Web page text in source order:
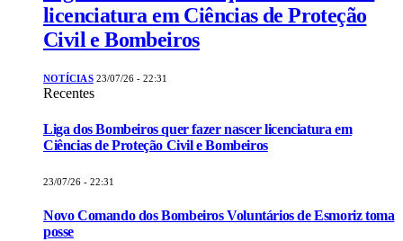
licenciatura em Ciências de Proteção
Civil e Bombeiros
NOTÍCIAS 23/07/26 - 22:31
Recentes
Liga dos Bombeiros quer fazer nascer licenciatura em
Ciências de Proteção Civil e Bombeiros
23/07/26 - 22:31
Novo Comando dos Bombeiros Voluntários de Esmoriz toma
posse